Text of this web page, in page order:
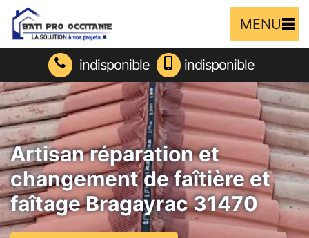
MENU
indisponible indisponible
Artisan réparation et
changement de faîtière et
faîtage Bragayrac 31470